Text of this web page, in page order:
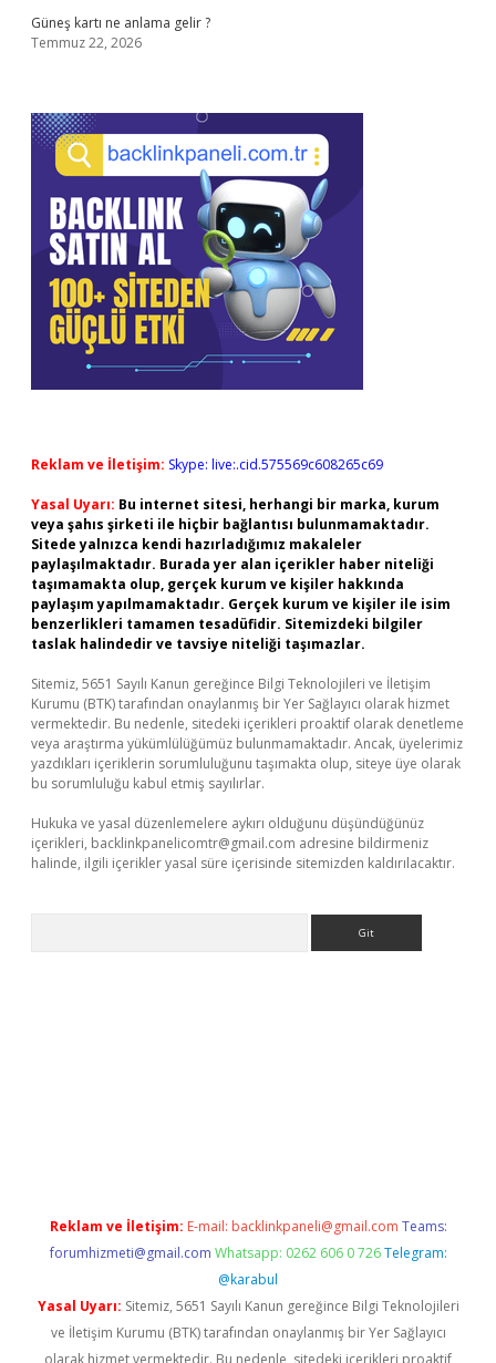
Güneş kartı ne anlama gelir ?
Temmuz 22, 2026
Reklam ve İletişim: Skype: live:.cid.575569c608265c69
Yasal Uyarı: Bu internet sitesi, herhangi bir marka, kurum
veya şahıs şirketi ile hiçbir bağlantısı bulunmamaktadır.
Sitede yalnızca kendi hazırladığımız makaleler
paylaşılmaktadır. Burada yer alan içerikler haber niteliği
taşımamakta olup, gerçek kurum ve kişiler hakkında
paylaşım yapılmamaktadır. Gerçek kurum ve kişiler ile isim
benzerlikleri tamamen tesadüfidir. Sitemizdeki bilgiler
taslak halindedir ve tavsiye niteliği taşımazlar.
Sitemiz, 5651 Sayılı Kanun gereğince Bilgi Teknolojileri ve İletişim
Kurumu (BTK) tarafından onaylanmış bir Yer Sağlayıcı olarak hizmet
vermektedir. Bu nedenle, sitedeki içerikleri proaktif olarak denetleme
veya araştırma yükümlülüğümüz bulunmamaktadır. Ancak, üyelerimiz
yazdıkları içeriklerin sorumluluğunu taşımakta olup, siteye üye olarak
bu sorumluluğu kabul etmiş sayılırlar.
Hukuka ve yasal düzenlemelere aykırı olduğunu düşündüğünüz
içerikleri, backlinkpanelicomtr@gmail.com adresine bildirmeniz
halinde, ilgili içerikler yasal süre içerisinde sitemizden kaldırılacaktır.
Reklam ve İletişim: E-mail: backlinkpaneli@gmail.com Teams:
forumhizmeti@gmail.com Whatsapp: 0262 606 0 726 Telegram:
@karabul
Yasal Uyarı: Sitemiz, 5651 Sayılı Kanun gereğince Bilgi Teknolojileri
ve İletişim Kurumu (BTK) tarafından onaylanmış bir Yer Sağlayıcı
olarak hizmet vermektedir. Bu nedenle, sitedeki içerikleri proaktif